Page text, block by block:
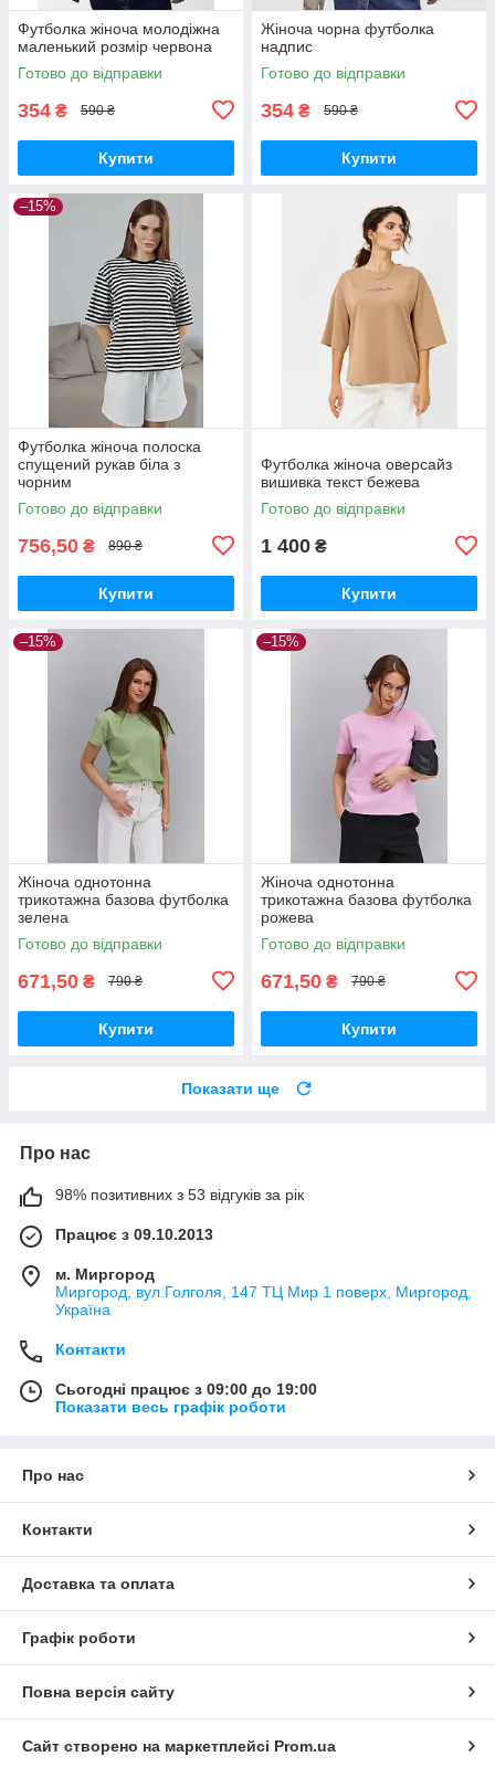
Футболка жіноча молодіжна
маленький розмір червона
Готово до відправки
354 ₴ 590 ₴
Купити
Жіноча чорна футболка
надпис
Готово до відправки
354 ₴ 590 ₴
Купити
–15%
Футболка жіноча полоска
спущений рукав біла з
чорним
Готово до відправки
756,50 ₴ 890 ₴
Купити
Футболка жіноча оверсайз
вишивка текст бежева
Готово до відправки
1 400 ₴
Купити
–15%
Жіноча однотонна
трикотажна базова футболка
зелена
Готово до відправки
671,50 ₴ 790 ₴
Купити
–15%
Жіноча однотонна
трикотажна базова футболка
рожева
Готово до відправки
671,50 ₴ 790 ₴
Купити
Показати ще
Про нас
98% позитивних з 53 відгуків за рік
Працює з 09.10.2013
м. Миргород
Миргород, вул.Голголя, 147 ТЦ Мир 1 поверх, Миргород,
Україна
Контакти
Сьогодні працює з 09:00 до 19:00
Показати весь графік роботи
Про нас
Контакти
Доставка та оплата
Графік роботи
Повна версія сайту
Сайт створено на маркетплейсі Prom.ua